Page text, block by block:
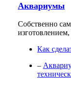
Аквариумы
Собственно
Как
–